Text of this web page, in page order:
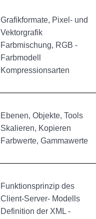
Grafikformate, Pixel- und
Vektorgrafik
Farbmischung, RGB -
Farbmodell
Kompressionsarten
Ebenen, Objekte, Tools
Skalieren, Kopieren
Farbwerte, Gammawerte
Funktionsprinzip des
Client-Server- Modells
Definition der XML -